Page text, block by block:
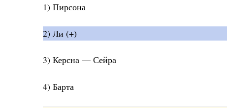
1) Пирсона
2) Ли (+)
3) Керсна — Сейра
4) Барта